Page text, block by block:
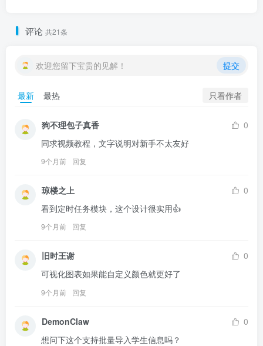
评论 共21条
欢迎您留下宝贵的见解！ 提交
最新 最热 只看作者
狗不理包子真香
0
同求视频教程，文字说明对新手不太友好
9个月前 回复
琼楼之上
0
看到定时任务模块，这个设计很实用👍
9个月前 回复
旧时王谢
0
可视化图表如果能自定义颜色就更好了
9个月前 回复
DemonClaw
0
想问下这个支持批量导入学生信息吗？